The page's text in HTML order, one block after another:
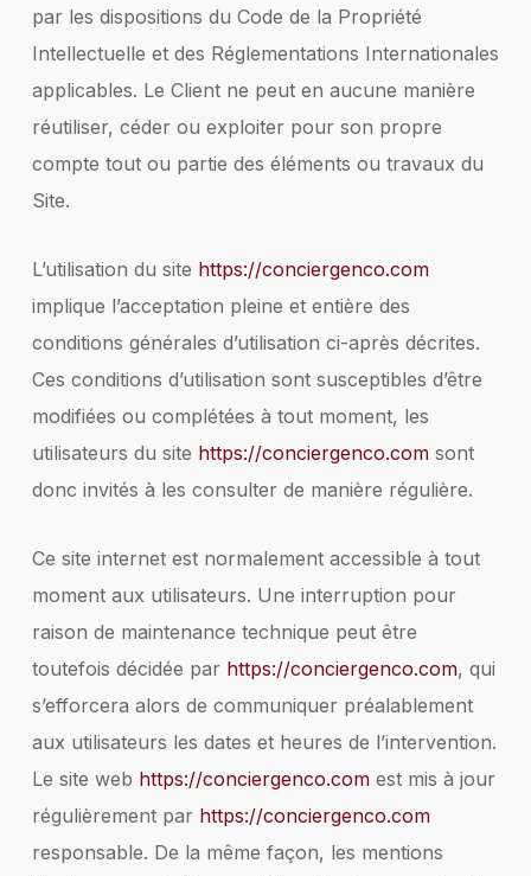
par les dispositions du Code de la Propriété
Intellectuelle et des Réglementations Internationales
applicables. Le Client ne peut en aucune manière
réutiliser, céder ou exploiter pour son propre
compte tout ou partie des éléments ou travaux du
Site.
L’utilisation du site https://conciergenco.com
implique l’acceptation pleine et entière des
conditions générales d’utilisation ci-après décrites.
Ces conditions d’utilisation sont susceptibles d’être
modifiées ou complétées à tout moment, les
utilisateurs du site https://conciergenco.comsont
donc invités à les consulter de manière régulière.
Ce site internet est normalement accessible à tout
moment aux utilisateurs. Une interruption pour
raison de maintenance technique peut être
toutefois décidée par https://conciergenco.com, qui
s’efforcera alors de communiquer préalablement
aux utilisateurs les dates et heures de l’intervention.
Le site web https://conciergenco.comest mis à jour
régulièrement par https://conciergenco.com
responsable. De la même façon, les mentions